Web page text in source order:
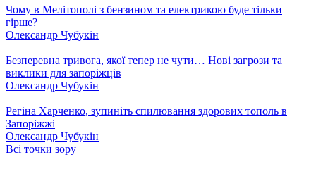
Чому в Мелітополі з бензином та електрикою буде тільки
гірше?
Олександр Чубукін
Безперевна тривога, якої тепер не чути… Нові загрози та
виклики для запоріжців
Олександр Чубукін
Регіна Харченко, зупиніть спилювання здорових тополь в
Запоріжжі
Олександр Чубукін
Всі точки зору